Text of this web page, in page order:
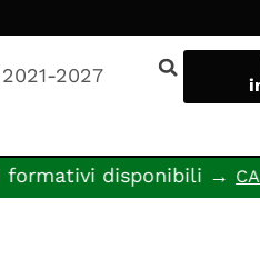
2021-2027
→CANDIDATI